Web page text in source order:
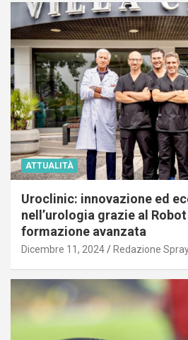
ATTUALITÀ
Uroclinic: innovazione ed
nell’urologia grazie al Robot
formazione avanzata
Dicembre 11, 2024 Redazione